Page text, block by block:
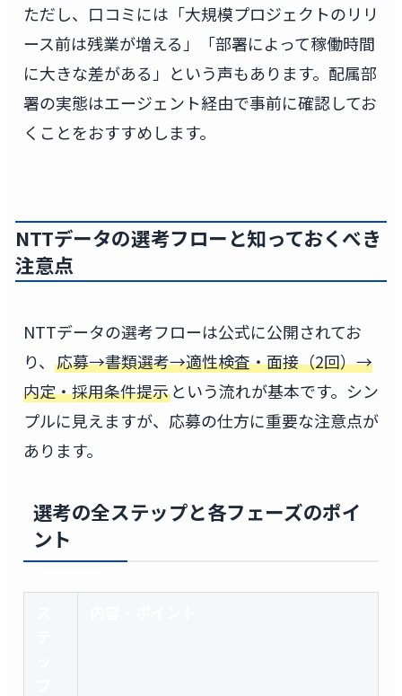
ただし、口コミには「大規模プロジェクトのリリ
ース前は残業が増える」「部署によって稼働時間
に大きな差がある」という声もあります。配属部
署の実態はエージェント経由で事前に確認してお
くことをおすすめします。
NTTデータの選考フローと知っておくべき
注意点
NTTデータの選考フローは公式に公開されてお
り、 応募→書類選考→適性検査・面接（2回）→
内定・採用条件提示という流れが基本です。シン
プルに見えますが、応募の仕方に重要な注意点が
あります。
選考の全ステップと各フェーズのポイ
ント